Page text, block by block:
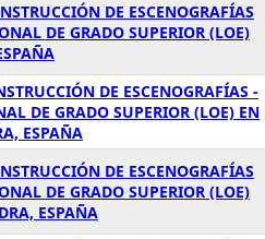
DE ESCENOGRAFÍAS
DE GRADO SUPERIOR (LOE)
DE ESCENOGRAFÍAS -
DE GRADO SUPERIOR (LOE) EN
ESPAÑA
DE ESCENOGRAFÍAS
DE GRADO SUPERIOR (LOE)
ESPAÑA